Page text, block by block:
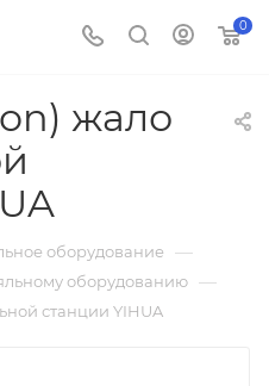
0
жало
оборудование —
оборудованию —
станции YIHUA